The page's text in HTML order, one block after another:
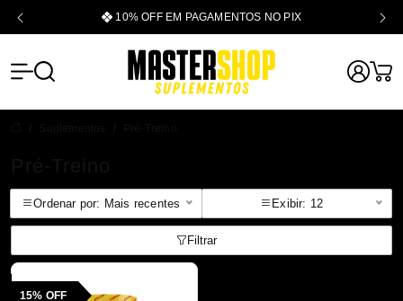
10% OFF EM PAGAMENTOS NO PIX
Ordenar por: Mais recentes Exibir: 12
Filtrar
15% OFF